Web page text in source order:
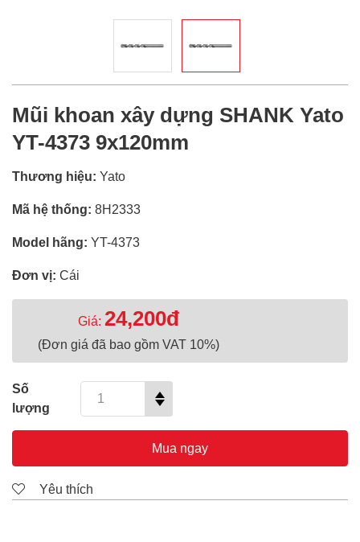
Mũi khoan xây dựng SHANK Yato
YT-4373 9x120mm
Thương hiệu: Yato
Mã hệ thống: 8H2333
Model hãng: YT-4373
Đơn vị: Cái
Giá: 24,200đ
(Đơn giá đã bao gồm VAT 10%)
Số
lượng
Mua ngay
Yêu thích